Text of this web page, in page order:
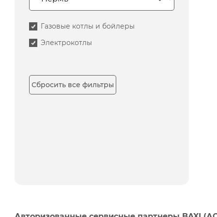
Газовые котлы и бойлеры
Электрокотлы
Сбросить все фильтры